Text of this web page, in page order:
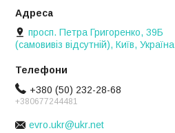
просп. Петра Григоренко, 39Б
(самовивіз відсутній), Київ, Україна
+380 (50) 232-28-68
+380677244481
evro.ukr@ukr.net